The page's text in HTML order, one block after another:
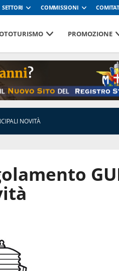
SETTORI COMMISSIONI
PROMOZIONE
NOVITÀ